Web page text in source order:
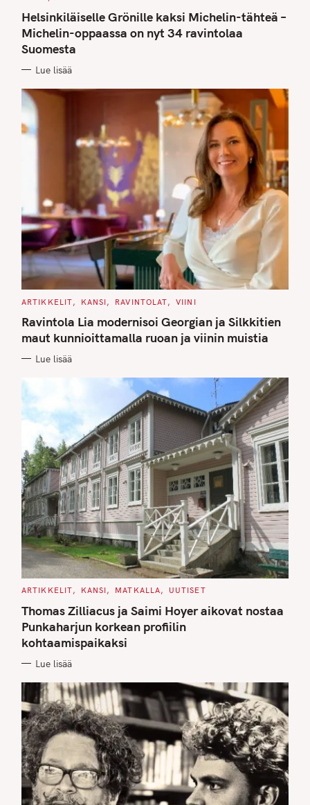
T
E
G
O
R
I
S
Helsinkiläiselle Grönille kaksi Michelin-tähteä –
Michelin-oppaassa on nyt 34 ravintolaa
Suomesta
Lue lisää
C
T
E
G
O
I
ARTIKKELIT KANSI RAVINTOLAT VIINI
Ravintola Lia modernisoi Georgian ja Silkkitien
maut kunnioittamalla ruoan ja viinin muistia
Lue lisää
C
T
E
G
O
R
I
S
ARTIKKELIT KANSI MATKALLA UUTISET
Thomas Zilliacus ja Saimi Hoyer aikovat nostaa
Punkaharjun korkean profiilin
kohtaamispaikaksi
Lue lisää